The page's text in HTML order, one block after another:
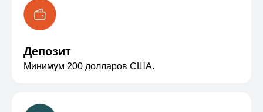
Депозит
Минимум 200 долларов США.